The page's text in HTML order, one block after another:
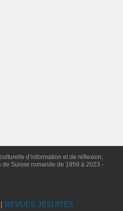
d’information et de réflexion,
de Suisse romande de 1959 à 2023 -
REVUES JÉSUITES